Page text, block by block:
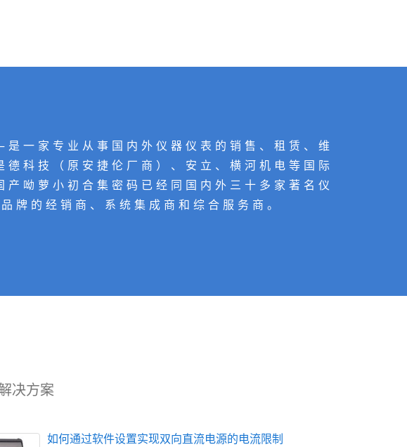
家专业从事国内外仪器仪表的销售、租赁、维
科技（原安捷伦厂商）、安立、横河机电等国际
呦萝小初合集密码已经同国内外三十多家著名仪
牌的经销商、系统集成商和综合服务商。
决方案
如何通过软件设置实现双向直流电源的电流限制